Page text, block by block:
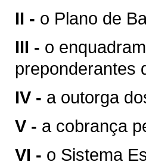
II - o Plano de
III - o
preponderantes
IV - a outorga
V - a cobrança
VI - o Sistema